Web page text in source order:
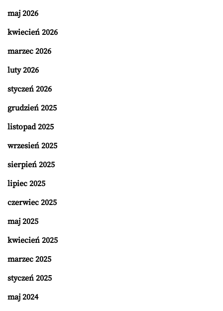
maj 2026
kwiecień 2026
marzec 2026
luty 2026
styczeń 2026
grudzień 2025
listopad 2025
wrzesień 2025
sierpień 2025
lipiec 2025
czerwiec 2025
maj 2025
kwiecień 2025
marzec 2025
styczeń 2025
maj 2024